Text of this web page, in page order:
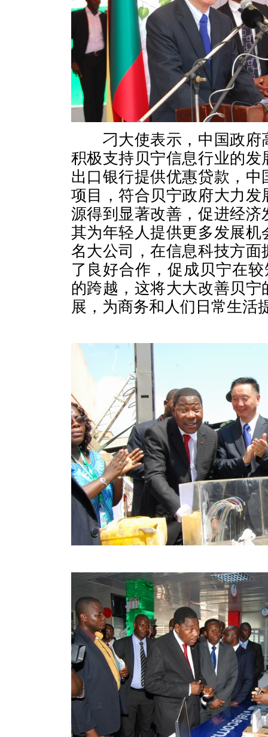
刁大使表示，中国政
积极支持贝宁信息行业的
出口银行提供优惠贷款，
项目，符合贝宁政府大力
源得到显著改善，促进经
其为年轻人提供更多发展
名大公司，在信息科技方
了良好合作，促成贝宁在
的跨越，这将大大改善贝
展，为商务和人们日常生活